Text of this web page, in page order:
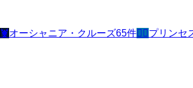
🦞オーシャニア・クルーズ65件🧜‍♀️ プリンセ